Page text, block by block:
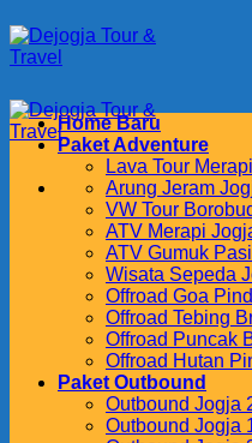
to
content
Home Baru
Paket Adventure
Lava Tour Merapi
Arung Jeram
VW Tour
ATV Merapi
ATV Gumuk
Wisata Sepeda
Offroad Goa
Offroad Tebing
Offroad Puncak
Offroad Hutan
Paket Outbound
Outbound Jogja
Outbound Jogja